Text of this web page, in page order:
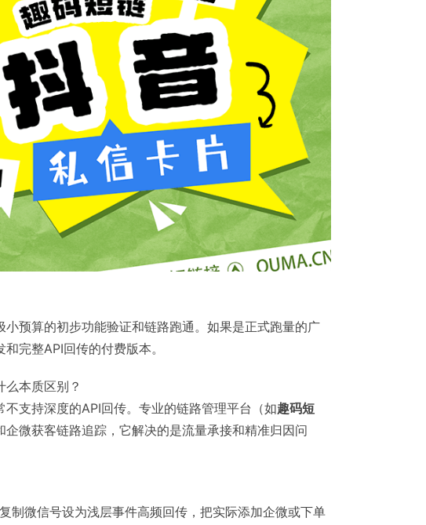
预算的初步功能验证和链路跑通。如果是正式跑量的广
完整API回传的付费版本。
本质区别？
支持深度的API回传。专业的链路管理平台（如趣码短
企微获客链路追踪，它解决的是流量承接和精准归因问
制微信号设为浅层事件高频回传，把实际添加企微或下单